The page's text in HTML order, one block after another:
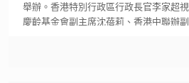
舉辦。香港特別行政區行政長官李家超
慶齡基金會副主席沈蓓莉、香港中聯辦